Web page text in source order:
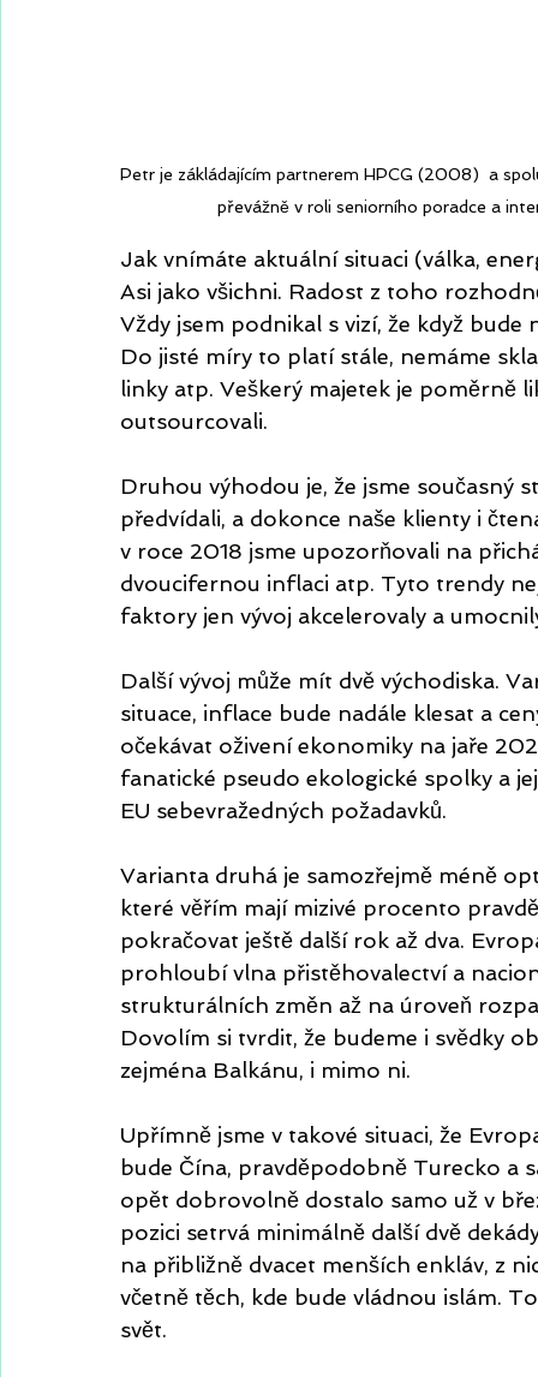
Petr je zákládajícím partnerem HPCG (2008)  a
převážně v roli seniorního poradce a
Jak vnímáte aktuální situaci (válka,
Asi jako všichni. Radost z toho
Vždy jsem podnikal s vizí, že když
Do jisté míry to platí stále, nemáme
linky atp. Veškerý majetek je poměrně
outsourcovali.
Druhou výhodou je, že jsme současný
předvídali, a dokonce naše klienty i
v roce 2018 jsme upozorňovali na
dvoucifernou inflaci atp. Tyto trendy
faktory jen vývoj akcelerovaly a
Další vývoj může mít dvě východiska.
situace, inflace bude nadále klesat a
očekávat oživení ekonomiky na jaře
fanatické pseudo ekologické spolky a
EU sebevražedných požadavků.
Varianta druhá je samozřejmě méně
které věřím mají mizivé procento
pokračovat ještě další rok až dva.
prohloubí vlna přistěhovalectví a
strukturálních změn až na úroveň
Dovolím si tvrdit, že budeme i svědky
zejména Balkánu, i mimo ni.
Upřímně jsme v takové situaci, že
bude Čína, pravděpodobně Turecko a
opět dobrovolně dostalo samo už v
pozici setrvá minimálně další dvě
na přibližně dvacet menších enkláv, z
včetně těch, kde bude vládnou islám.
svět.